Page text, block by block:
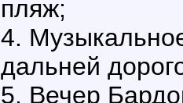
пляж;
4.
дальней
5. Вечер